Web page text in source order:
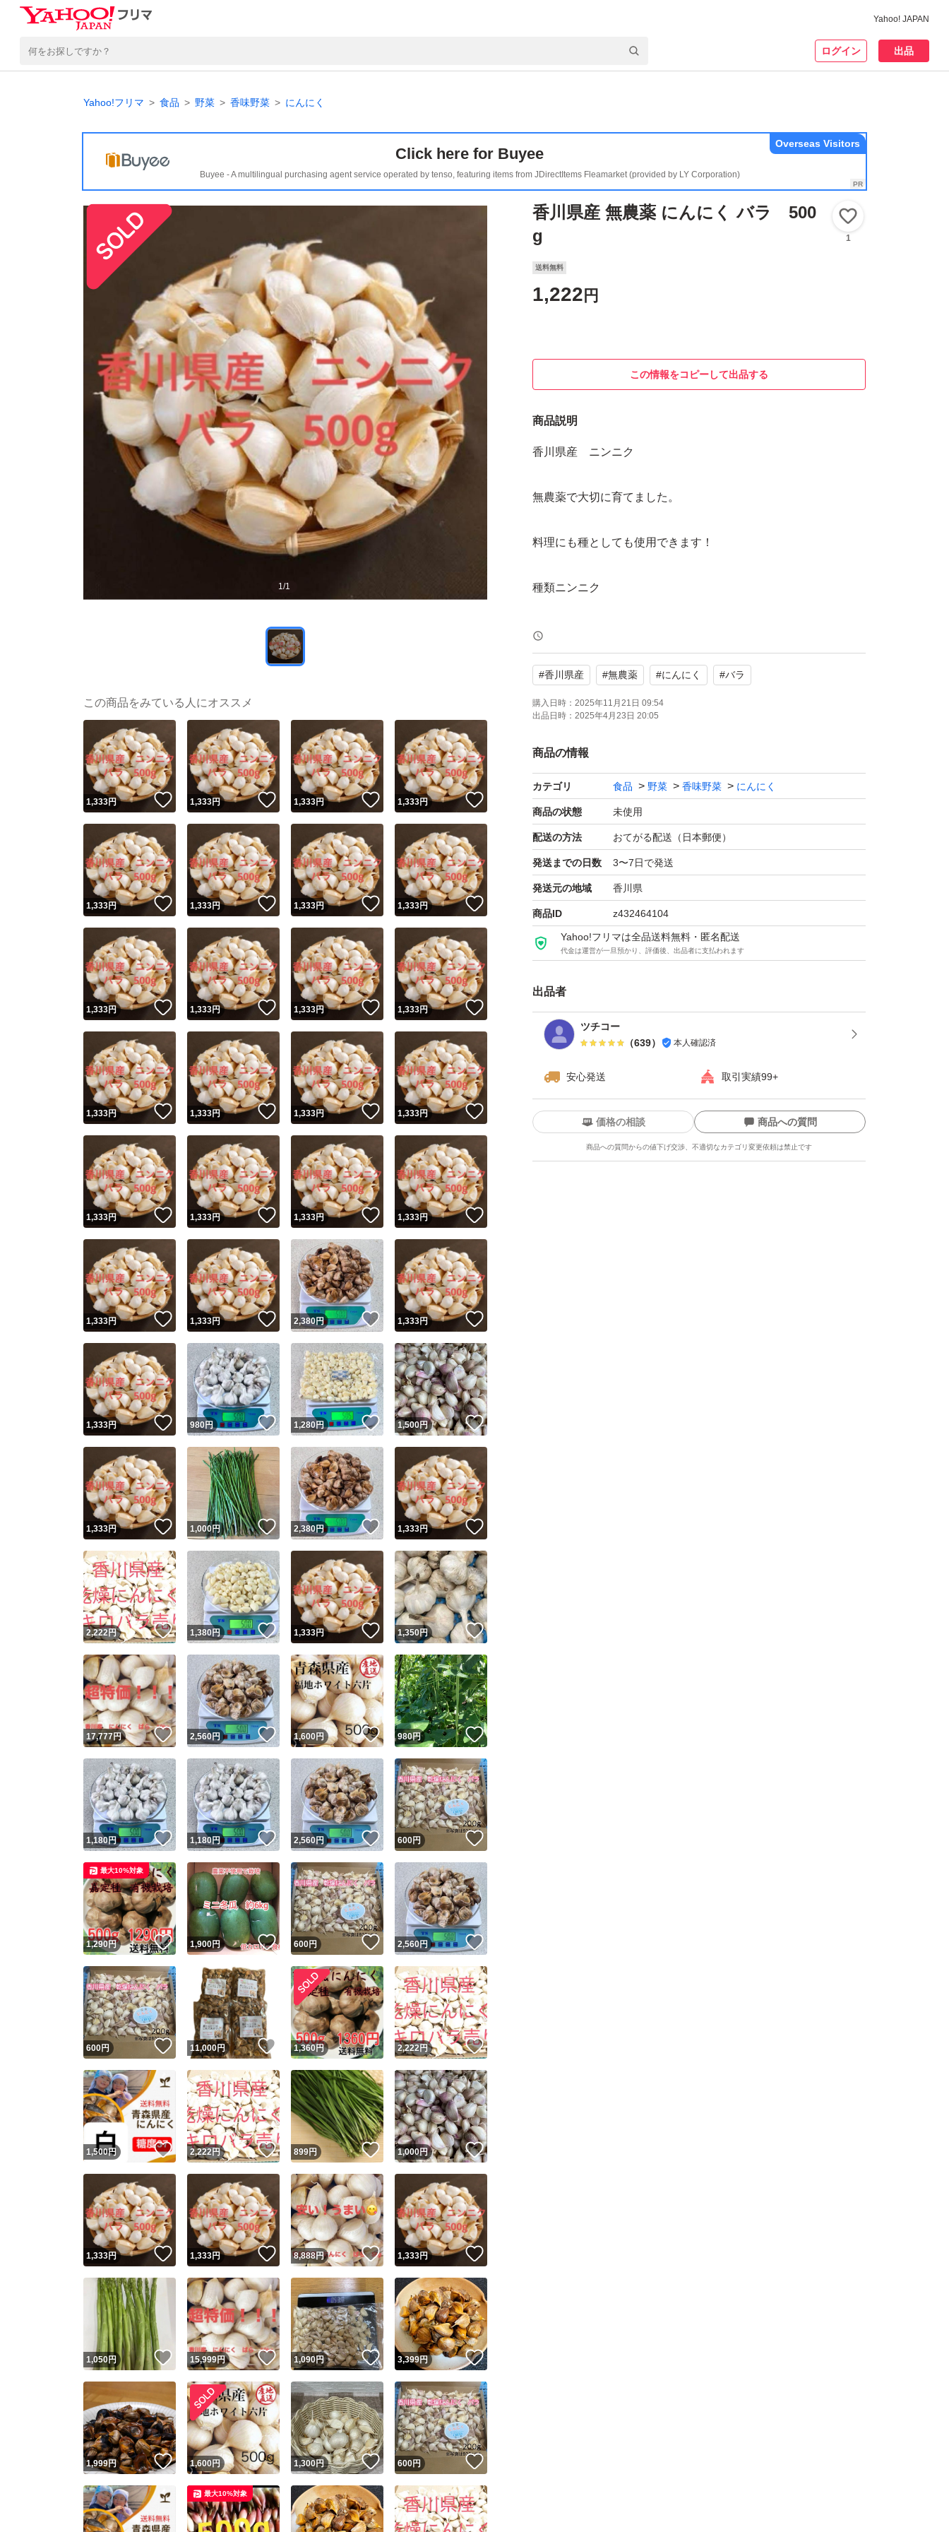
Yahoo! JAPAN
ログイン 出品
Yahoo!フリマ 食品 野菜 香味野菜 にんにく
Click here for Buyee
Buyee - A multilingual purchasing agent service operated by tenso, featuring items from JDirectItems Fleamarket (provided by LY Corporation)
Overseas Visitors
1/1
香川県産 無農薬 にんにく バラ 500
g
1
送料無料
1,222 円
この情報をコピーして出品する
商品説明
香川県産 ニンニク
無農薬で大切に育てました。
料理にも種としても使用できます！
種類ニンニク
特徴無農薬
特徴無農薬,農家直送
特徴無農薬,農家直送,詰め合わせ/セット
#香川県産 #無農薬 #にんにく #バラ
購入日時： 2025年11月21日 09:54
出品日時： 2025年4月23日 20:05
商品の情報
カテゴリ 食品 野菜 香味野菜 にんにく
商品の状態 未使用
配送の方法 おてがる配送（日本郵便）
発送までの日数 3〜7日で発送
発送元の地域 香川県
商品ID z432464104
Yahoo!フリマは全品送料無料・匿名配送
代金は運営が一旦預かり、評価後、出品者に支払われます
出品者
ツチコー
（639） 本人確認済
安心発送 取引実績99+
ユーザーの実績について
Yahoo!フリマが定めた一定の基準を満たしたユーザーにバッジを付与しています
安心取引出品者
安心取引出品者 Yahoo!フリマの基準をクリアした安心・安全なユーザーです
取引実績
取引実績◯+ このユーザーはYahoo!フリマの取引を完了させた実績があります
他フリマ実績◯+ このユーザーは他フリマサービスでの取引実績があります
スピード&安心発送
※このバッジは実績に基づく表示であり、発送を保証しているものではありません
スピード＆安心発送
このユーザーは高頻度で24時間以内＆設定した発送日数内に発送してい
ます
スピード発送 このユーザーは高頻度で24時間以内に発送しています
安心発送 このユーザーは設定した発送日数内に発送しています
価格の相談 商品への質問
商品への質問からの値下げ交渉、不適切なカテゴリ変更依頼は禁止です
この商品の情報をコピーします
商品画像の無断転載は禁止されています
コピーは1商品につき1回です
出品ページへ
キャンセル
この商品をみている人にオススメ
1,333円 いいね！
1,333円 いいね！
1,333円 いいね！
1,333円
1,333円 いいね！
1,333円 いいね！
1,333円 いいね！
1,333円
1,333円 いいね！
1,333円 いいね！
1,333円 いいね！
1,333円
1,333円 いいね！
1,333円 いいね！
1,333円 いいね！
1,333円
1,333円 いいね！
1,333円 いいね！
1,333円 いいね！
1,333円
1,333円 いいね！
1,333円 いいね！
2,380円 いいね！
1,333円
1,333円 いいね！
980円 いいね！
1,280円 いいね！
1,500円 いいね！
1,333円 いいね！
1,000円 いいね！
2,380円 いいね！
1,333円
2,222円 いいね！
1,380円 いいね！
1,333円 いいね！
1,350円 いいね！
17,777円 いいね！
2,560円 いいね！
1,600円 いいね！
980円 いいね！
1,180円 いいね！
1,180円 いいね！
2,560円 いいね！
600円
1,290円 いいね！
最大10%対象
1,900円 いいね！
600円 いいね！
2,560円 いいね！
600円 いいね！
11,000円 いいね！
1,360円 2,222円 いいね！
1,500円 いいね！
2,222円 いいね！
899円 いいね！
1,000円 いいね！
1,333円 いいね！
1,333円 いいね！
8,888円 いいね！
1,333円
1,050円 いいね！
15,999円 いいね！
1,090円 いいね！
3,399円 いいね！
1,999円 いいね！
1,600円 1,300円 いいね！
600円
最大10%対象